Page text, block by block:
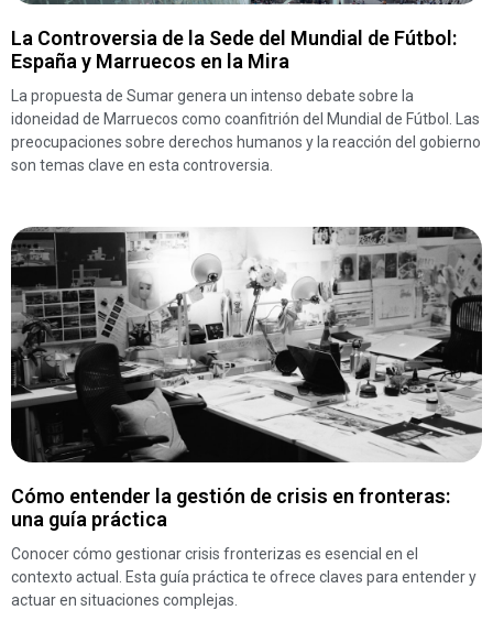
La Controversia de la Sede del Mundial de Fútbol:
España y Marruecos en la Mira
La propuesta de Sumar genera un intenso debate sobre la
idoneidad de Marruecos como coanfitrión del Mundial de Fútbol. Las
preocupaciones sobre derechos humanos y la reacción del gobierno
son temas clave en esta controversia.
Cómo entender la gestión de crisis en fronteras:
una guía práctica
Conocer cómo gestionar crisis fronterizas es esencial en el
contexto actual. Esta guía práctica te ofrece claves para entender y
actuar en situaciones complejas.